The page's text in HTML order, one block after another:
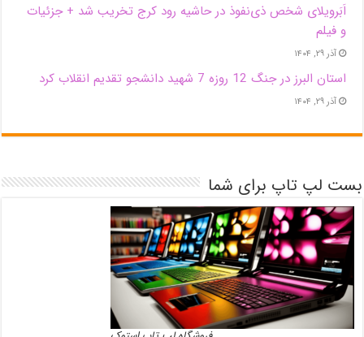
اَبَر‌ویلای شخص ذی‌نفوذ در حاشیه‌ رود کرج تخریب شد + جزئیات
و فیلم
آذر ۲۹, ۱۴۰۴
استان البرز در جنگ 12 روزه 7 شهید دانشجو تقدیم انقلاب کرد
آذر ۲۹, ۱۴۰۴
بست لپ تاپ برای شما